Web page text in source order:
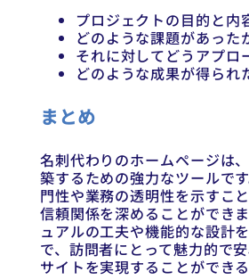
プロジェクトの目的と内
どのような課題があった
それに対してどうアプロ
どのような成果が得られ
まとめ
名刺代わりのホームページは
築するための強力なツールで
門性や業務の透明性を示すこ
信頼関係を深めることができ
ュアルの工夫や機能的な設計
で、訪問者にとって魅力的で
サイトを実現することができる